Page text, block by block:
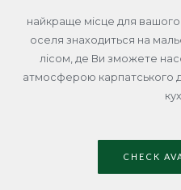
найкраще місце для
оселя знаходиться на
лісом, де Ви зможете
атмосферою карпатського
CHECK